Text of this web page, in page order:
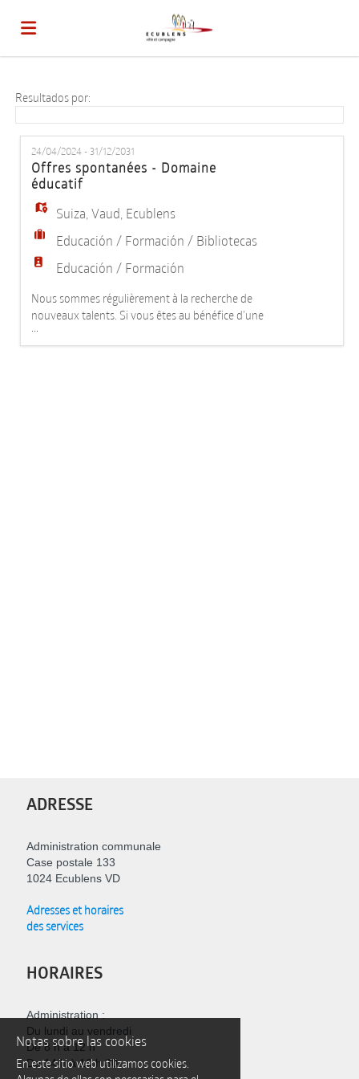
Lista
ofertas
de
trabajo
Subir
CV
Acceso
Idioma
Resultados por:
24/04/2024 - 31/12/2031
Offres spontanées - Domaine
éducatif
Suiza ,Vaud Ecublens
Educación / Formación / Bibliotecas
Educación / Formación
Nous sommes régulièrement à la recherche de
nouveaux talents. Si vous êtes au bénéfice d'une
des formations suivantes : - Educateur social (ES,
HES) - Animateur socioculturel (HES) - Educateur de
...
ADRESSE
Administration communale
Case postale 133
1024 Ecublens VD
Adresses et horaires
des services
HORAIRES
Administration :
Du lundi au vendredi
De 8 h à 12 h
De 14 h à 16 h 30
Notas sobre las cookies
En este sitio web utilizamos cookies.